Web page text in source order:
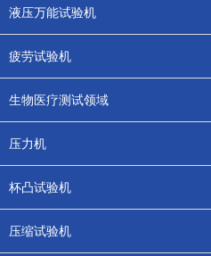
液压万能试验机
疲劳试验机
生物医疗测试领域
压力机
杯凸试验机
压缩试验机